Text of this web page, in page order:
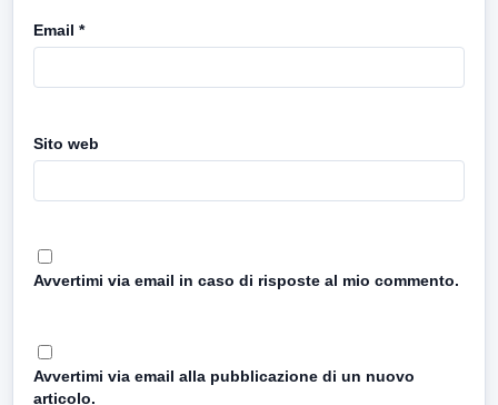
Email *
Sito web
Avvertimi via email in caso di risposte al mio commento.
Avvertimi via email alla pubblicazione di un nuovo
articolo.